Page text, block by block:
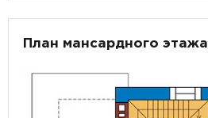
План мансардного этажа